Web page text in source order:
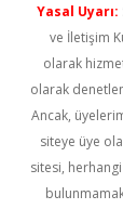
Yasal Uyarı:
ve İletişim
olarak
olarak
Ancak,
siteye üye
sitesi,